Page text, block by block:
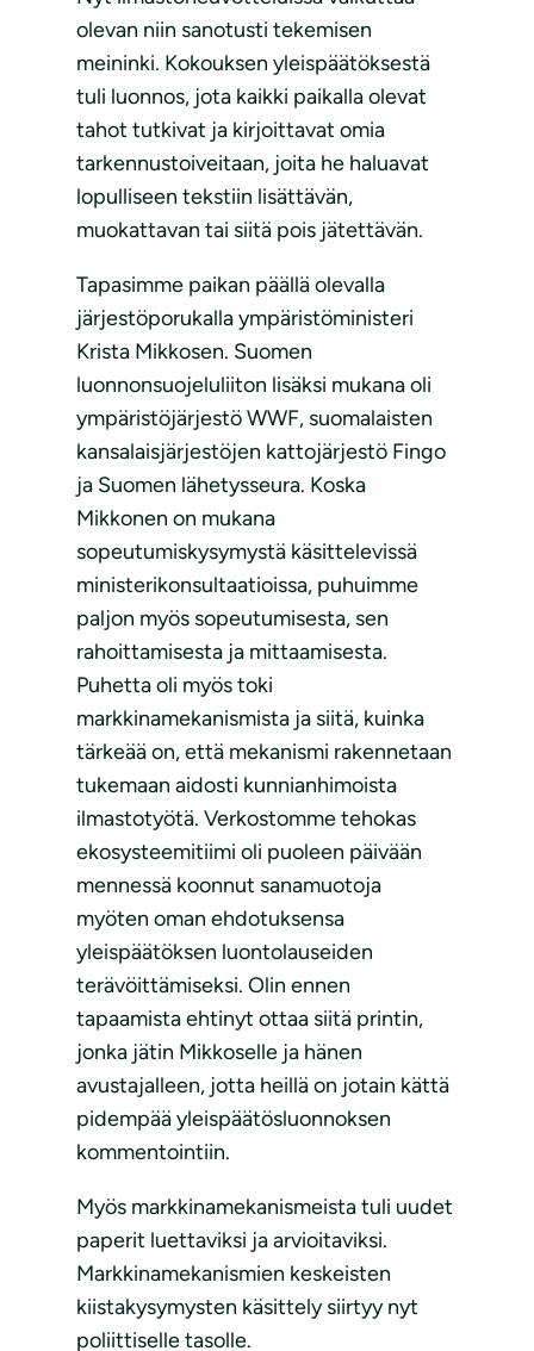
olevan niin sanotusti tekemisen
meininki. Kokouksen yleispäätöksestä
tuli luonnos, jota kaikki paikalla olevat
tahot tutkivat ja kirjoittavat omia
tarkennustoiveitaan, joita he haluavat
lopulliseen tekstiin lisättävän,
muokattavan tai siitä pois jätettävän.
Tapasimme paikan päällä olevalla
järjestöporukalla ympäristöministeri
Krista Mikkosen. Suomen
luonnonsuojeluliiton lisäksi mukana oli
ympäristöjärjestö WWF, suomalaisten
kansalaisjärjestöjen kattojärjestö Fingo
ja Suomen lähetysseura. Koska
Mikkonen on mukana
sopeutumiskysymystä käsittelevissä
ministerikonsultaatioissa, puhuimme
paljon myös sopeutumisesta, sen
rahoittamisesta ja mittaamisesta.
Puhetta oli myös toki
markkinamekanismista ja siitä, kuinka
tärkeää on, että mekanismi rakennetaan
tukemaan aidosti kunnianhimoista
ilmastotyötä. Verkostomme tehokas
ekosysteemitiimi oli puoleen päivään
mennessä koonnut sanamuotoja
myöten oman ehdotuksensa
yleispäätöksen luontolauseiden
terävöittämiseksi. Olin ennen
tapaamista ehtinyt ottaa siitä printin,
jonka jätin Mikkoselle ja hänen
avustajalleen, jotta heillä on jotain kättä
pidempää yleispäätösluonnoksen
kommentointiin.
Myös markkinamekanismeista tuli uudet
paperit luettaviksi ja arvioitaviksi.
Markkinamekanismien keskeisten
kiistakysymysten käsittely siirtyy nyt
poliittiselle tasolle.